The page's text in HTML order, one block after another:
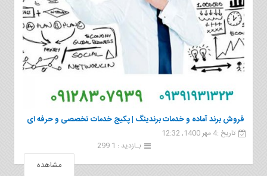
فروش برند آماده و خدمات برندینگ | پکیج خدمات تخصصی و حرفه ای
برندسازی
تاریخ :4 مهر 1400, 12:32
بـازدید : 1 299
مشاهده